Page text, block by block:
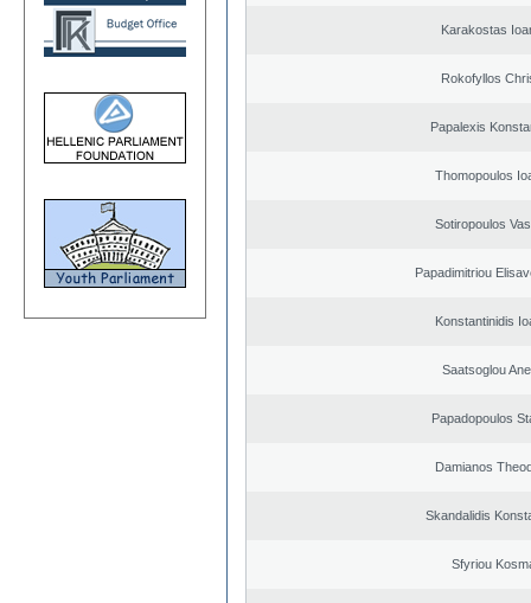
Karakostas
Rokofyllos
Papalexis
Thomopoulos
Sotiropoulos
Papadimitriou
Konstantinidis
Saatsoglou
Papadopoulos
Damianos
Skandalidis
Sfyriou